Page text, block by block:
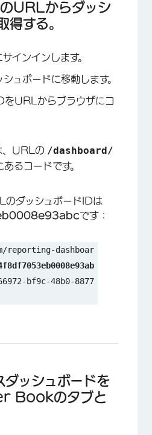
URLからダッシ
得する。
インインします。
ュボードに移動します。
をURLからブラウザにコ
、URLの /dashboard/
あるコードです。
のダッシュボードIDは
です：
reporting-dashboar
bf9c-48b0-8877
ダッシュボードを
Bookのタブと